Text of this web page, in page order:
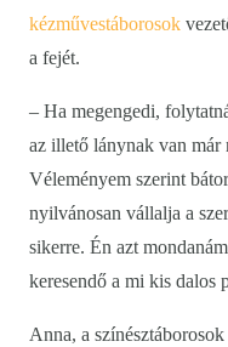
kézművestáborosok
a fejét.
– Ha megengedi,
az illető lánynak van már
Véleményem szerint
nyilvánosan vállalja a
sikerre. Én azt
keresendő a mi kis dalos
Anna, a